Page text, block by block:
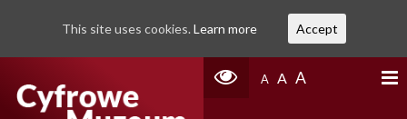
A A A
This site uses cookies. Learn more Accept